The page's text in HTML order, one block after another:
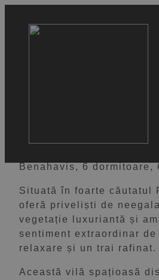
Benahavis, 6 dormitoare,
Situată în foarte căutatul
oferă priveliști de
vegetație luxuriantă și
sentiment extraordinar
relaxare și un trai rafinat.
Această vilă spațioasă